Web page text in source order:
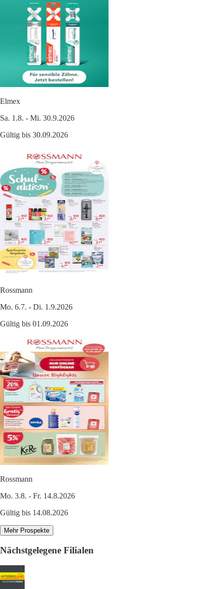
Elmex
Sa. 1.8. - Mi. 30.9.2026
Gültig bis 30.09.2026
Rossmann
Mo. 6.7. - Di. 1.9.2026
Gültig bis 01.09.2026
Rossmann
Mo. 3.8. - Fr. 14.8.2026
Gültig bis 14.08.2026
Mehr Prospekte
Nächstgelegene Filialen